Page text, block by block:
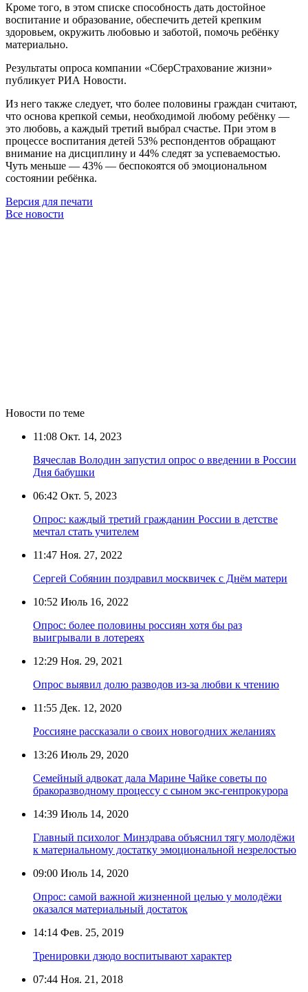
Кроме того, в этом списке способность дать достойное
воспитание и образование, обеспечить детей крепким
здоровьем, окружить любовью и заботой, помочь ребёнку
материально.
Результаты опроса компании «СберСтрахование жизни»
публикует РИА Новости.
Из него также следует, что более половины граждан считают,
что основа крепкой семьи, необходимой любому ребёнку —
это любовь, а каждый третий выбрал счастье. При этом в
процессе воспитания детей 53% респондентов обращают
внимание на дисциплину и 44% следят за успеваемостью.
Чуть меньше — 43% — беспокоятся об эмоциональном
состоянии ребёнка.
Версия для печати
Все новости
Новости по теме
11:08 Окт. 14, 2023
Вячеслав Володин запустил опрос о введении в России
Дня бабушки
06:42 Окт. 5, 2023
Опрос: каждый третий гражданин России в детстве
мечтал стать учителем
11:47 Ноя. 27, 2022
Сергей Собянин поздравил москвичек с Днём матери
10:52 Июль 16, 2022
Опрос: более половины россиян хотя бы раз
выигрывали в лотереях
12:29 Ноя. 29, 2021
Опрос выявил долю разводов из-за любви к чтению
11:55 Дек. 12, 2020
Россияне рассказали о своих новогодних желаниях
13:26 Июль 29, 2020
Семейный адвокат дала Марине Чайке советы по
бракоразводному процессу с сыном экс-генпрокурора
14:39 Июль 14, 2020
Главный психолог Минздрава объяснил тягу молодёжи
к материальному достатку эмоциональной незрелостью
09:00 Июль 14, 2020
Опрос: самой важной жизненной целью у молодёжи
оказался материальный достаток
14:14 Фев. 25, 2019
Тренировки дзюдо воспитывают характер
07:44 Ноя. 21, 2018